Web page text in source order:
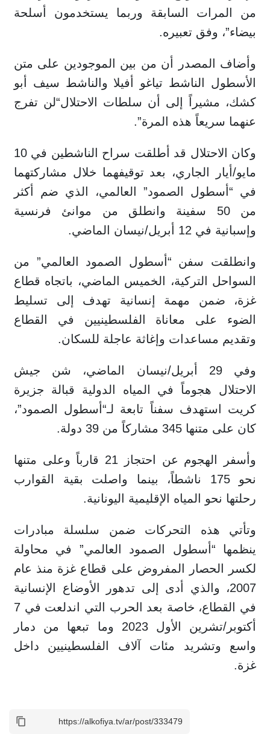
من المرات السابقة وربما يستخدمون أسلحة
بيضاء”، وفق تعبيره.
وأضاف المصدر أن من بين الموجودين على متن
الأسطول الناشط تياغو أفيلا والناشط سيف أبو
كشك، مشيراً إلى أن سلطات الاحتلال“لن تفرج
عنهما سريعاً هذه المرة”.
وكان الاحتلال قد أطلقت سراح الناشطين في 10
مايو/أيار الجاري، بعد توقيفهما خلال مشاركتهما
في “أسطول الصمود” العالمي، الذي ضم أكثر
من 50 سفينة وانطلق من موانئ فرنسية
وإسبانية في 12 أبريل/نيسان الماضي.
وانطلقت سفن “أسطول الصمود العالمي” من
السواحل التركية، الخميس الماضي، باتجاه قطاع
غزة، ضمن مهمة إنسانية تهدف إلى تسليط
الضوء على معاناة الفلسطينيين في القطاع
وتقديم مساعدات وإغاثة عاجلة للسكان.
وفي 29 أبريل/نيسان الماضي، شن جيش
الاحتلال هجوماً في المياه الدولية قبالة جزيرة
كريت استهدف سفناً تابعة لـ“أسطول الصمود”،
كان على متنها 345 مشاركاً من 39 دولة.
وأسفر الهجوم عن احتجاز 21 قارباً وعلى متنها
نحو 175 ناشطاً، بينما واصلت بقية القوارب
رحلتها نحو المياه الإقليمية اليونانية.
وتأتي هذه التحركات ضمن سلسلة مبادرات
ينظمها “أسطول الصمود العالمي” في محاولة
لكسر الحصار المفروض على قطاع غزة منذ عام
2007، والذي أدى إلى تدهور الأوضاع الإنسانية
في القطاع، خاصة بعد الحرب التي اندلعت في 7
أكتوبر/تشرين الأول 2023 وما تبعها من دمار
واسع وتشريد مئات آلاف الفلسطينيين داخل
غزة.